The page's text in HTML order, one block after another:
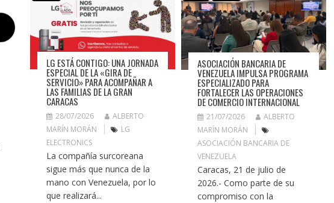
LG ESTÁ CONTIGO: UNA JORNADA
ESPECIAL DE LA «GIRA DE
SERVICIO» PARA ACOMPAÑAR A
LAS FAMILIAS DE LA GRAN
CARACAS
28/07/2026
ALBERTO
MARÍN MORÁN
LG
ELECTRONICS
La compañía surcoreana
sigue más que nunca de la
mano con Venezuela, por lo
que realizará...
ASOCIACIÓN BANCARIA DE
VENEZUELA IMPULSA PROGRAMA
ESPECIALIZADO PARA
FORTALECER LAS OPERACIONES
DE COMERCIO INTERNACIONAL
21/07/2026
ALBERTO
MARÍN MORÁN
ASOCIACIÓN BANCARIA DE
VENEZUELA
Caracas, 21 de julio de
2026.- Como parte de su
compromiso con la